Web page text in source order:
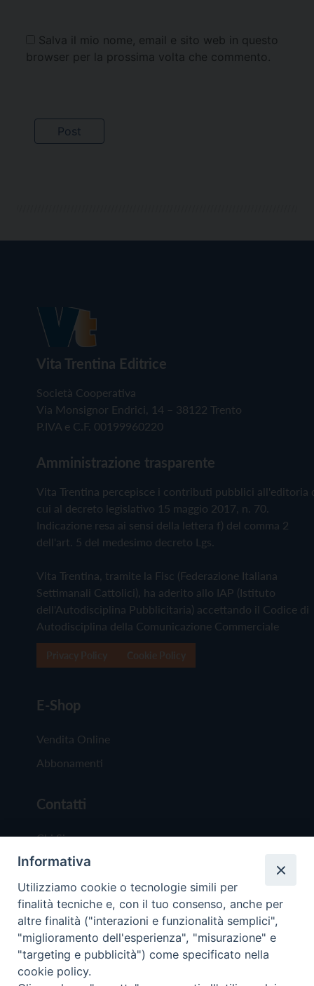
Salva il mio nome, email e sito web in questo
browser per la prossima volta che commento.
Vita Trentina Editrice
Società Cooperativa
Via Monsignor Endrici, 14 – 38122 Trento
P.IVA e C.F. 00199960220
Amministrazione trasparente
Vita Trentina percepisce i contributi pubblici all'editoria
cui al decreto legislativo 15 maggio 2017, n. 70.
Indicazione resa ai sensi della lettera f) del comma 2
dell'art. 5 del medesimo decreto Lgs.
Vita Trentina, tramite la Fisc (Federazione Italiana
Settimanali Cattolici), ha aderito allo IAP (Istituto
dell'Autodisciplina Pubblicitaria) accettando il Codice di
Autodisciplina della Comunicazione Commerciale
E-Shop
Vendita Online
Abbonamenti
Contatti
Chi Siamo
Redazione
Scrivici
Copyright © 2019 - Tutti i diritti riservati - Vita
Informativa
Utilizziamo cookie o tecnologie simili per
finalità tecniche e, con il tuo consenso, anche per
altre finalità ("interazioni e funzionalità semplici",
"miglioramento dell'esperienza", "misurazione" e
"targeting e pubblicità") come specificato nella
cookie policy.